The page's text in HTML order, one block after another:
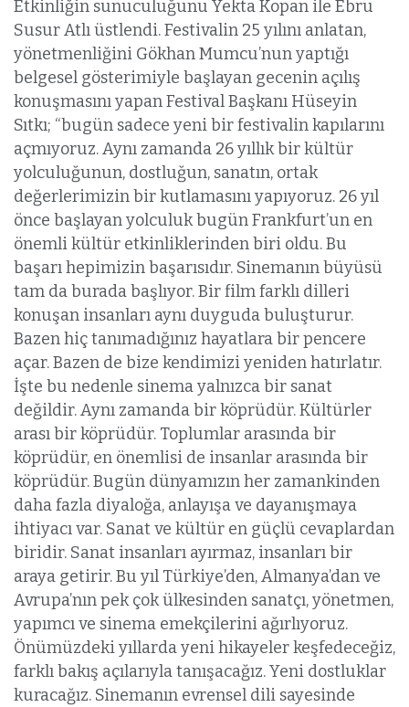
Etkinliğin sunuculuğunu Yekta Kopan ile Ebru
Susur Atlı üstlendi. Festivalin 25 yılını anlatan,
yönetmenliğini Gökhan Mumcu’nun yaptığı
belgesel gösterimiyle başlayan gecenin açılış
konuşmasını yapan Festival Başkanı Hüseyin
Sıtkı; “bugün sadece yeni bir festivalin kapılarını
açmıyoruz. Aynı zamanda 26 yıllık bir kültür
yolculuğunun, dostluğun, sanatın, ortak
değerlerimizin bir kutlamasını yapıyoruz. 26 yıl
önce başlayan yolculuk bugün Frankfurt’un en
önemli kültür etkinliklerinden biri oldu. Bu
başarı hepimizin başarısıdır. Sinemanın büyüsü
tam da burada başlıyor. Bir film farklı dilleri
konuşan insanları aynı duyguda buluşturur.
Bazen hiç tanımadığınız hayatlara bir pencere
açar. Bazen de bize kendimizi yeniden hatırlatır.
İşte bu nedenle sinema yalnızca bir sanat
değildir. Aynı zamanda bir köprüdür. Kültürler
arası bir köprüdür. Toplumlar arasında bir
köprüdür, en önemlisi de insanlar arasında bir
köprüdür. Bugün dünyamızın her zamankinden
daha fazla diyaloğa, anlayışa ve dayanışmaya
ihtiyacı var. Sanat ve kültür en güçlü cevaplardan
biridir. Sanat insanları ayırmaz, insanları bir
araya getirir. Bu yıl Türkiye’den, Almanya’dan ve
Avrupa’nın pek çok ülkesinden sanatçı, yönetmen,
yapımcı ve sinema emekçilerini ağırlıyoruz.
Önümüzdeki yıllarda yeni hikayeler keşfedeceğiz,
farklı bakış açılarıyla tanışacağız. Yeni dostluklar
kuracağız. Sinemanın evrensel dili sayesinde